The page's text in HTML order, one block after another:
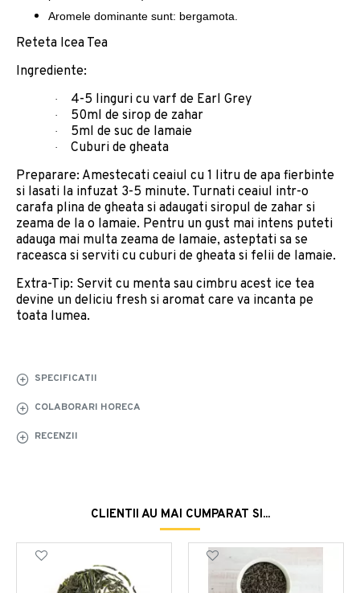
Aromele dominante sunt: bergamota.
Reteta Icea Tea
Ingrediente:
· 4-5 linguri cu varf de Earl Grey
· 50ml de sirop de zahar
· 5ml de suc de lamaie
·
Cuburi de gheata
Preparare: Amestecati ceaiul cu 1 litru de apa fierbinte
si lasati la infuzat 3-5 minute. Turnati ceaiul intr-o
carafa plina de gheata si adaugati siropul de zahar si
zeama de la o lamaie. Pentru un gust mai intens puteti
adauga mai multa zeama de lamaie, asteptati sa se
raceasca si serviti cu cuburi de gheata si felii de lamaie.
Extra-Tip: Servit cu menta sau cimbru acest ice tea
devine un deliciu fresh si aromat care va incanta pe
toata lumea.
SPECIFICATII
COLABORARI HORECA
RECENZII
CLIENTII AU MAI CUMPARAT SI...